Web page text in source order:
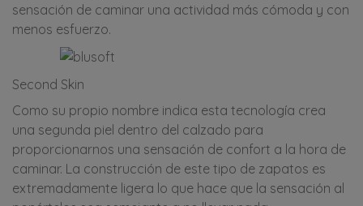
sensación de caminar una actividad más cómoda y con
menos esfuerzo.
Second Skin
Como su propio nombre indica esta tecnología crea
una segunda piel dentro del calzado para
proporcionarnos una sensación de confort a la hora de
caminar. La construcción de este tipo de zapatos es
extremadamente ligera lo que hace que la sensación al